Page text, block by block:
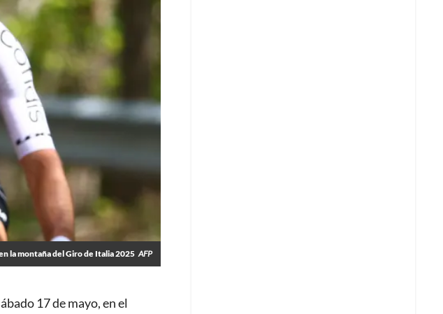
la montaña del Giro de Italia 2025 AFP
17 de mayo, en el